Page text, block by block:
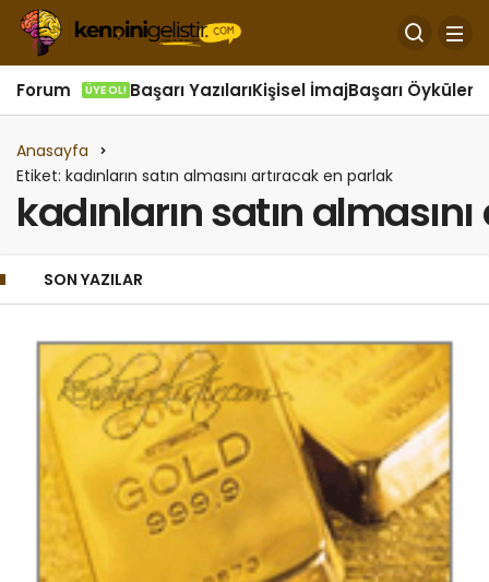
Forum ÜYE OL! Başarı YazılarıKişisel İmajBaşarı Öyküleri
Anasayfa
Etiket: kadınların satın almasını artıracak en parlak
kadınların satın
SON YAZILAR